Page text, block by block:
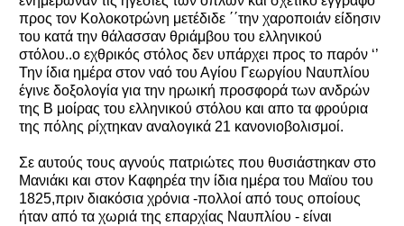
προς τον Κολοκοτρώνη μετέδιδε ΄΄την χαροποιάν είδησιν
του κατά την θάλασσαν θριάμβου του ελληνικού
στόλου..ο εχθρικός στόλος δεν υπάρχει προς το παρόν ‘’
Την ίδια ημέρα στον ναό του Αγίου Γεωργίου Ναυπλίου
έγινε δοξολογία για την ηρωική προσφορά των ανδρών
της Β μοίρας του ελληνικού στόλου και απο τα φρούρια
της πόλης ρίχτηκαν αναλογικά 21 κανονιοβολισμοί.
Σε αυτούς τους αγνούς πατριώτες που θυσιάστηκαν στο
Μανιάκι και στον Καφηρέα την ίδια ημέρα του Μαϊου του
1825,πριν διακόσια χρόνια -πολλοί από τους οποίους
ήταν από τα χωριά της επαρχίας Ναυπλίου - είναι